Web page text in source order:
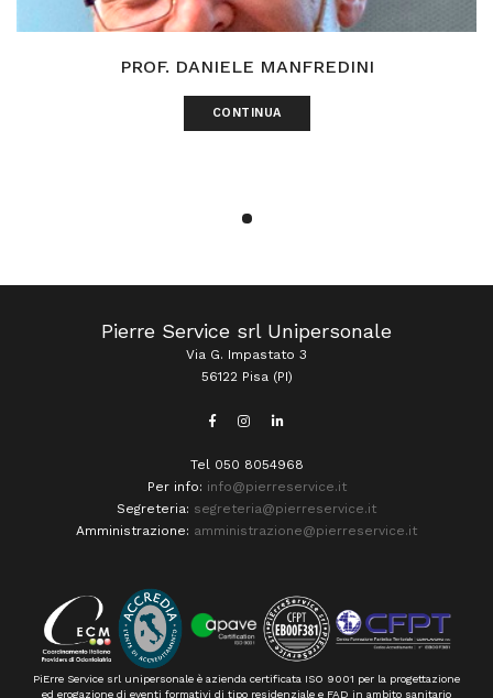
PROF. DANIELE MANFREDINI
CONTINUA
Pierre Service srl Unipersonale
Via G. Impastato 3
56122 Pisa (PI)
Tel 050 8054968
Per info: info@pierreservice.it
Segreteria: segreteria@pierreservice.it
Amministrazione: amministrazione@pierreservice.it
PiErre Service srl unipersonale è azienda certificata ISO 9001 per la progettazione
ed erogazione di eventi formativi di tipo residenziale e FAD in ambito sanitario